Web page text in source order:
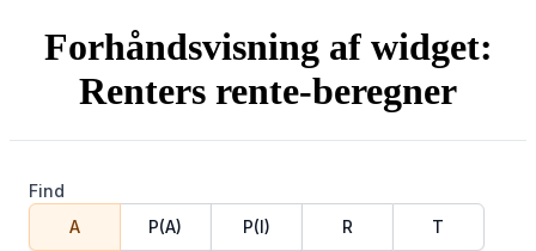
Forhåndsvisning af widget:
Renters rente-beregner